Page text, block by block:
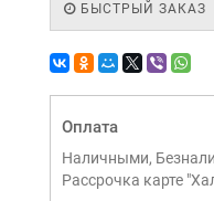
БЫСТРЫЙ ЗАКАЗ
Оплата
Наличными,
Рассрочка карте